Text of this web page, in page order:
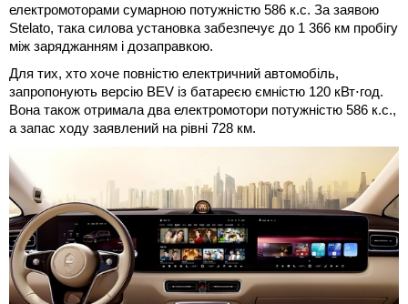
електромоторами сумарною потужністю 586 к.с. За заявою
Stelato, така силова установка забезпечує до 1 366 км пробігу
між заряджанням і дозаправкою.
Для тих, хто хоче повністю електричний автомобіль,
запропонують версію BEV із батареєю ємністю 120 кВт⋅год.
Вона також отримала два електромотори потужністю 586 к.с.,
а запас ходу заявлений на рівні 728 км.